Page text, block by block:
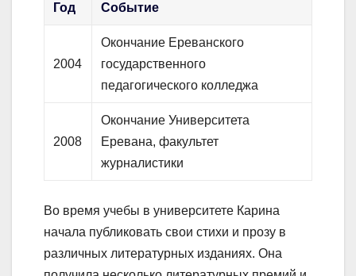
Год Событие
2004
Окончание Ереванского
государственного
педагогического колледжа
2008
Окончание Университета
Еревана, факультет
журналистики
Во время учебы в университете Карина
начала публиковать свои стихи и прозу в
различных литературных изданиях. Она